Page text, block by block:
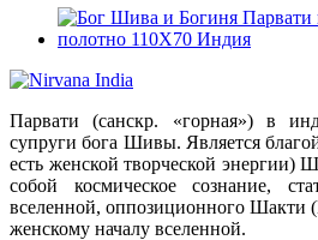
Парвати (санскр. «горная») в
супруги бога Шивы. Является
есть женской творческой энергии)
собой космическое сознание,
вселенной, оппозиционного Шакти
женскому началу вселенной.